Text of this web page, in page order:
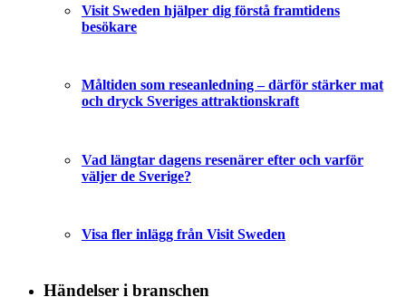
Visit Sweden hjälper dig förstå framtidens
besökare
Måltiden som reseanledning – därför stärker mat
och dryck Sveriges attraktionskraft
Vad längtar dagens resenärer efter och varför
väljer de Sverige?
Visa fler inlägg från Visit Sweden
Händelser i branschen